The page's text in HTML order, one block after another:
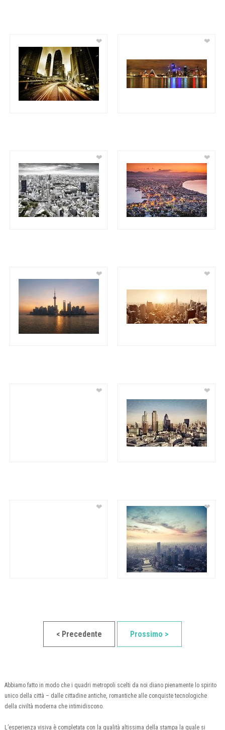
❤ ❤
❤ ❤
❤ ❤
❤ ❤
❤ ❤
< Precedente Prossimo >
Abbiamo fatto in modo che i quadri metropoli scelti da noi diano pienamente lo spirito
unico della città – dalle cittadine antiche, romantiche alle conquiste tecnologiche
della civiltà moderna che intimidiscono.
L’esperienza visiva è completata con la qualità altissima della stampa la quale si